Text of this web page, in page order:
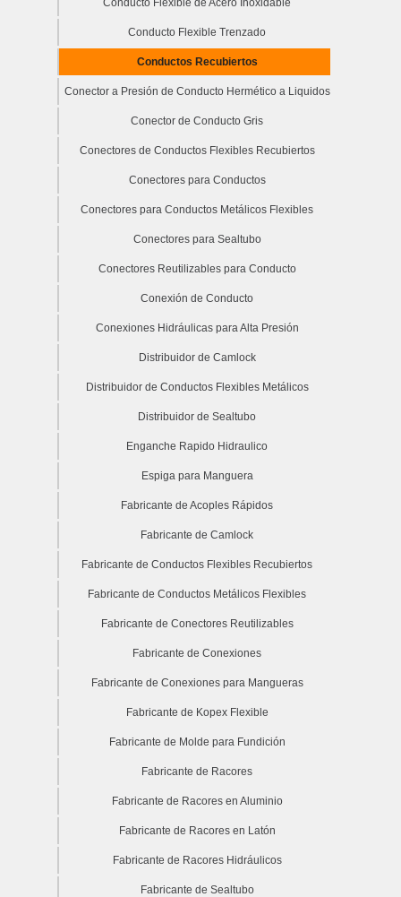
Conducto Flexible Trenzado
Conductos Recubiertos
Conector a Presión de Conducto Hermético a Liquidos
Conector de Conducto Gris
Conectores de Conductos Flexibles Recubiertos
Conectores para Conductos
Conectores para Conductos Metálicos Flexibles
Conectores para Sealtubo
Conectores Reutilizables para Conducto
Conexión de Conducto
Conexiones Hidráulicas para Alta Presión
Distribuidor de Camlock
Distribuidor de Conductos Flexibles Metálicos
Distribuidor de Sealtubo
Enganche Rapido Hidraulico
Espiga para Manguera
Fabricante de Acoples Rápidos
Fabricante de Camlock
Fabricante de Conductos Flexibles Recubiertos
Fabricante de Conductos Metálicos Flexibles
Fabricante de Conectores Reutilizables
Fabricante de Conexiones
Fabricante de Conexiones para Mangueras
Fabricante de Kopex Flexible
Fabricante de Molde para Fundición
Fabricante de Racores
Fabricante de Racores en Aluminio
Fabricante de Racores en Latón
Fabricante de Racores Hidráulicos
Fabricante de Sealtubo